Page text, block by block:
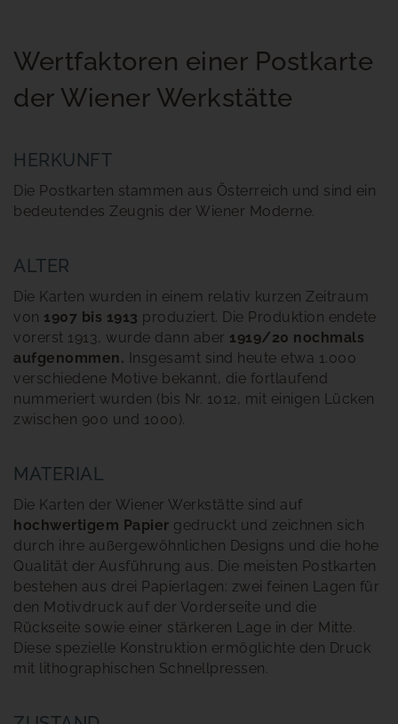
Wertfaktoren einer Postkarte
der Wiener Werkstätte
HERKUNFT
Die Postkarten stammen aus Österreich und sind ein
bedeutendes Zeugnis der Wiener Moderne.
ALTER
Die Karten wurden in einem relativ kurzen Zeitraum
von 1907 bis 1913 produziert. Die Produktion endete
vorerst 1913, wurde dann aber 1919/20 nochmals
aufgenommen. Insgesamt sind heute etwa 1.000
verschiedene Motive bekannt, die fortlaufend
nummeriert wurden (bis Nr. 1012, mit einigen Lücken
zwischen 900 und 1000).
MATERIAL
Die Karten der Wiener Werkstätte sind auf
hochwertigem Papier gedruckt und zeichnen sich
durch ihre außergewöhnlichen Designs und die hohe
Qualität der Ausführung aus. Die meisten Postkarten
bestehen aus drei Papierlagen: zwei feinen Lagen für
den Motivdruck auf der Vorderseite und die
Rückseite sowie einer stärkeren Lage in der Mitte.
Diese spezielle Konstruktion ermöglichte den Druck
mit lithographischen Schnellpressen.